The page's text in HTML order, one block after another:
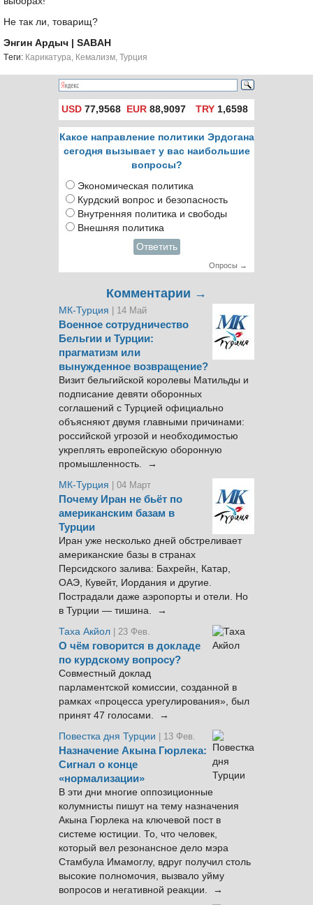
Не так ли, товарищ?
Энгин Ардыч
| SABAH
Tеги: Карикатура, Кемализм, Турция
USD 77,9568 EUR 88,9097 TRY1,6598
Какое направление политики Эрдогана
сегодня вызывает у вас наибольшие
вопросы?
Экономическая политика
Курдский вопрос и безопасность
Внутренняя политика и свободы
Внешняя политика
Ответить
Опросы →
Комментарии →
МК-Турция | 14 Май
Военное сотрудничество
Бельгии и Турции:
прагматизм или
вынужденное возвращение?
Визит бельгийской королевы Матильды и
подписание девяти оборонных
соглашений с Турцией официально
объясняют двумя главными причинами:
российской угрозой и необходимостью
укреплять европейскую оборонную
промышленность. →
МК-Турция
| 04 Март
Почему Иран не бьёт по
американским базам в
Турции
Иран уже несколько дней обстреливает
американские базы в странах
Персидского залива: Бахрейн, Катар,
ОАЭ, Кувейт, Иордания и другие.
Пострадали даже аэропорты и отели. Но
в Турции — тишина. →
Таха Акйол | 23 Фев.
О чём говорится в докладе
по курдскому вопросу?
Совместный доклад
парламентской комиссии, созданной в
рамках «процесса урегулирования», был
принят 47 голосами. →
Повестка дня Турции
| 13 Фев.
Назначение Акына Гюрлека:
Сигнал о конце
«нормализации»
В эти дни многие оппозиционные
колумнисты пишут на тему назначения
Акына Гюрлека на ключевой пост в
системе юстиции. То, что человек,
который вел резонансное дело мэра
Стамбула Имамоглу, вдруг получил столь
высокие полномочия, вызвало уйму
вопросов и негативной реакции. →